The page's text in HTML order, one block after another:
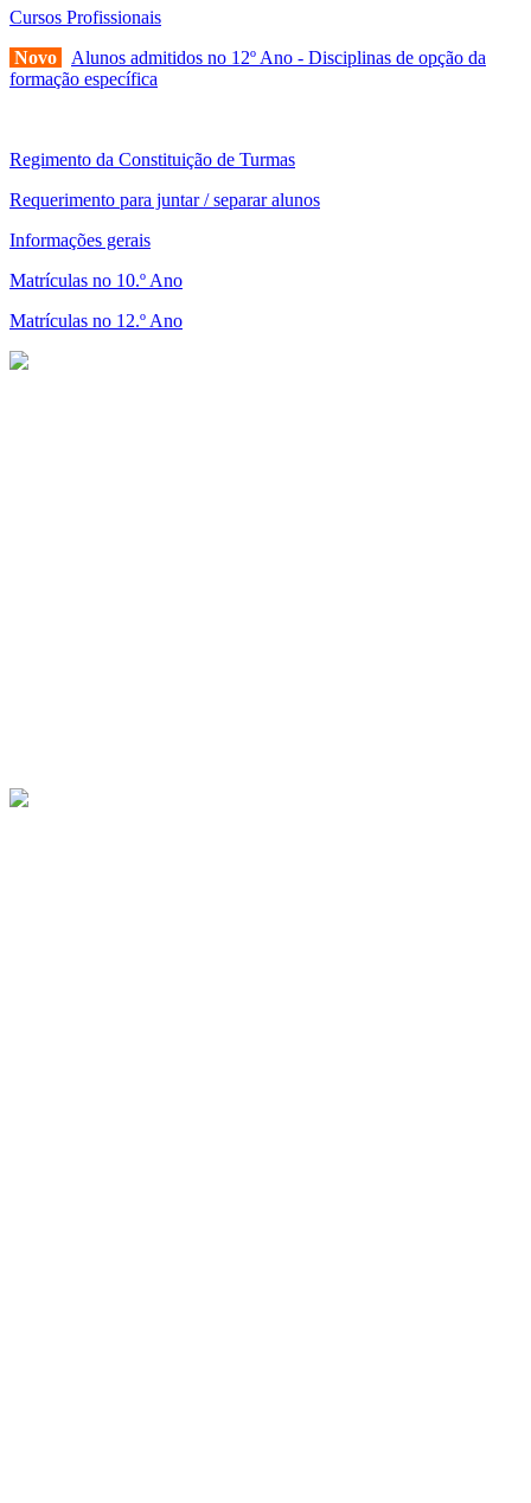
Cursos Profissionais
Novo
Alunos admitidos no 12º Ano - Disciplinas de opção da
formação específica
Regimento da Constituição de Turmas
Requerimento para juntar / separar alunos
Informações gerais
Matrículas no 10.º Ano
Matrículas no 12.º Ano